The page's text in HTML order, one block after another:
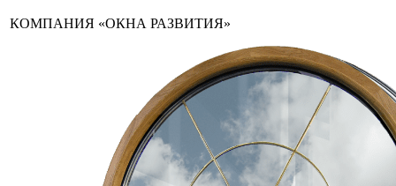
КОМПАНИЯ «ОКНА РАЗВИТИЯ»